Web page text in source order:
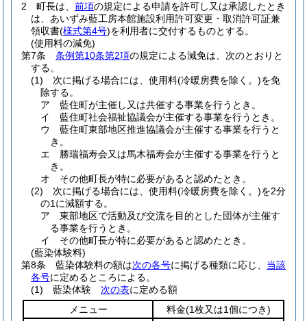
2
町長は、 前項の規定による申請を許可し又は承認したとき
は、あいずみ藍工房本館施設利用許可変更・取消許可証兼
領収書(様式第4号)を利用者に交付するものとする。
(使用料の減免)
第7条
条例第10条第2項の規定による減免は、次のとおりと
する。
(1)
次に掲げる場合には、使用料(冷暖房費を除く。)を免
除する。
ア
藍住町が主催し又は共催する事業を行うとき。
イ
藍住町社会福祉協議会が主催する事業を行うとき。
ウ
藍住町東部地区推進協議会が主催する事業を行うと
き。
エ
勝瑞福寿会又は馬木福寿会が主催する事業を行うと
き。
オ
その他町長が特に必要があると認めたとき。
(2)
次に掲げる場合には、使用料(冷暖房費を除く。)を2分
の1に減額する。
ア
東部地区で活動及び交流を目的とした団体が主催す
る事業を行うとき。
イ
その他町長が特に必要があると認めたとき。
(藍染体験料)
第8条
藍染体験料の額は次の各号に掲げる種類に応じ、 当該
各号に定めるところによる。
(1)
藍染体験 次の表に定める額
メニュー
料金(1枚又は1個につき)